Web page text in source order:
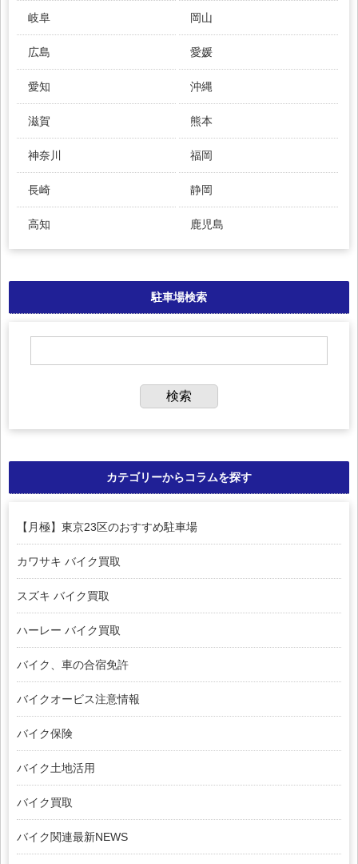
岐阜 岡山
広島 愛媛
愛知 沖縄
滋賀 熊本
神奈川 福岡
長崎 静岡
高知 鹿児島
駐車場検索
カテゴリーからコラムを探す
【月極】東京23区のおすすめ駐車場
カワサキ バイク買取
スズキ バイク買取
ハーレー バイク買取
バイク、車の合宿免許
バイクオービス注意情報
バイク保険
バイク土地活用
バイク買取
バイク関連最新NEWS